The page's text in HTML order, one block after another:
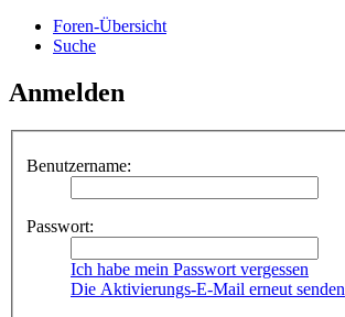
Foren-Übersicht
Suche
Anmelden
Benutzername:
Passwort:
Ich habe mein Passwort vergessen
Die Aktivierungs-E-Mail erneut senden